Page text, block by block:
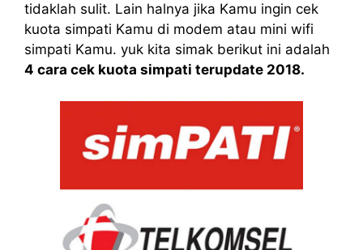
tidaklah sulit. Lain halnya jika Kamu ingin cek
kuota simpati Kamu di modem atau mini wifi
simpati Kamu. yuk kita simak berikut ini adalah
4 cara cek kuota simpati terupdate 2018.